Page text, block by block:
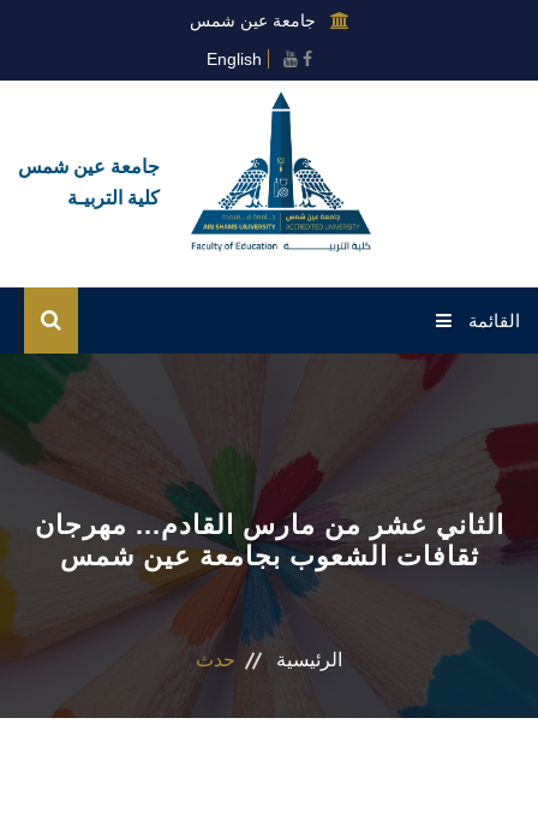
جامعة عين شمس
English
جامعة عين شمس
كلية التربيـة
القائمة
القطاعات
المجلات العلمية
الثاني عشر من مارس القادم... مهرجان
ثقافات الشعوب بجامعة عين شمس
الرئيسية حدث